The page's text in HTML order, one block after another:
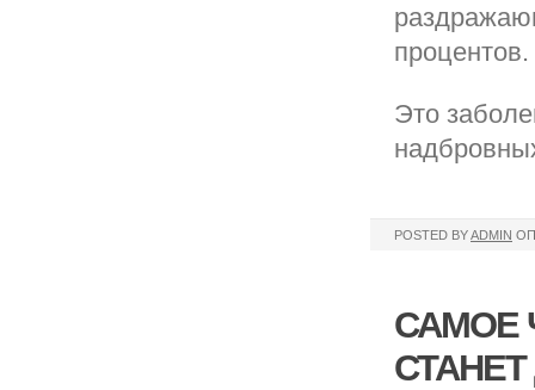
процентов.
Это
POSTED BYADMIN
САМОЕ